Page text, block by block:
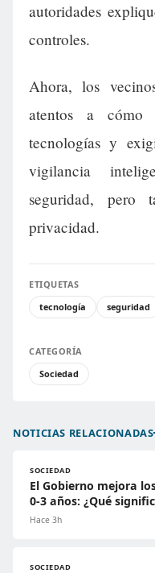
autoridades
controles.
Ahora, los
atentos a cómo
tecnologías y
vigilancia
seguridad, pero
privacidad.
ETIQUETAS
tecnología
seguridad
CATEGORÍA
Sociedad
NOTICIAS RELACIONADAS
SOCIEDAD
El Gobierno mejora
0-3 años: ¿Qué
Hace 3h
SOCIEDAD